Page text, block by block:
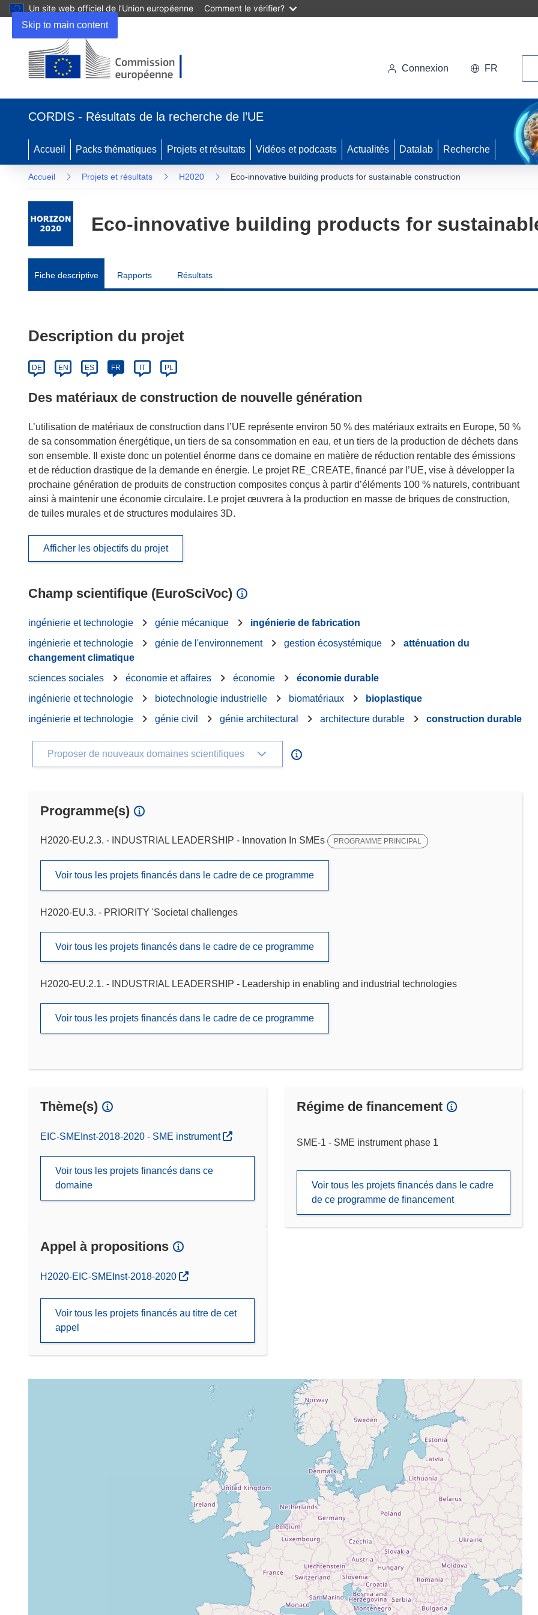
Skip to main content
Un site web officiel de l’Union européenne Comment le vérifier?
Connexion FR
CORDIS - Résultats de la recherche de l’UE
Accueil Packs thématiques Projets et résultats Vidéos et podcasts Actualités Datalab Recherche
Accueil Projets et résultats H2020 Eco-innovative building products for sustainable construction
Eco-innovative building products for
Fiche descriptive Rapports Résultats
Description du projet
DE EN ES FR IT PL
Des matériaux de construction de nouvelle génération
L’utilisation de matériaux de construction dans l’UE représente environ 50 % des matériaux extraits en Europe, 50 %
de sa consommation énergétique, un tiers de sa consommation en eau, et un tiers de la production de déchets dans
son ensemble. Il existe donc un potentiel énorme dans ce domaine en matière de réduction rentable des émissions
et de réduction drastique de la demande en énergie. Le projet RE_CREATE, financé par l’UE, vise à développer la
prochaine génération de produits de construction composites conçus à partir d’éléments 100 % naturels, contribuant
ainsi à maintenir une économie circulaire. Le projet œuvrera à la production en masse de briques de construction,
de tuiles murales et de structures modulaires 3D.
Afficher les objectifs du projet
Champ scientifique (EuroSciVoc)
ingénierie et technologie génie mécanique
ingénierie de fabrication
ingénierie et technologie
génie de l'environnement gestion écosystémique
atténuation du
changement climatique
sciences sociales
économie et affaires économie
économie durable
ingénierie et technologie
biotechnologie industrielle biomatériaux
bioplastique
ingénierie et technologie
génie civil génie architectural architecture durable construction durable
Proposer de nouveaux domaines scientifiques
Programme(s)
H2020-EU.2.3. - INDUSTRIAL LEADERSHIP - Innovation In SMEs PROGRAMME PRINCIPAL
Voir tous les projets financés dans le cadre de ce programme
H2020-EU.3. - PRIORITY 'Societal challenges
Voir tous les projets financés dans le cadre de ce programme
H2020-EU.2.1. - INDUSTRIAL LEADERSHIP - Leadership in enabling and industrial technologies
Voir tous les projets financés dans le cadre de ce programme
Thème(s)
EIC-SMEInst-2018-2020 - SME instrument
Voir tous les projets financés dans ce
domaine
Régime de financement
SME-1 - SME instrument phase 1
Voir tous les projets financés dans le cadre
de ce programme de financement
Appel à propositions
(s’ouvre dans une nouvelle fenêtre)
H2020-EIC-SMEInst-2018-2020
Voir tous les projets financés au titre de cet
appel